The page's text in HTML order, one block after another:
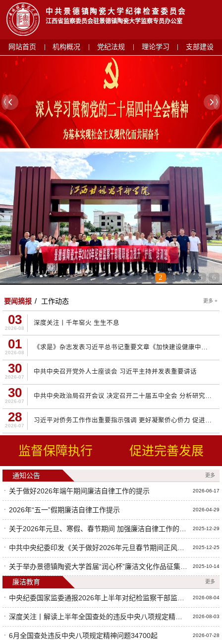
中共景德镇陶瓷大学纪律检查委员会
江西省监察委员会驻景德镇陶瓷大学监察专员办公室
网站首页 机构概况 党纪法规 理论学习 支部建设
1 2 3 4 5 6
要闻摘报 工作动态 更多 +
03
2026-08
深度关注丨千年窑火 生生不息
01
2026-08
30
2026-07
中共中央召开党外人士座谈会 习近平主持并发表重要讲话
30
2026-07
中共中央政治局召开会议 决定召开二十届五中全会 分析研究当前经济形势和经济工作 中共中央总书记习近平主持会议
28
2026-07
习近平对侨务工作作出重要指示强调 更好凝聚侨心侨力 促进海内外中华儿女团结奋斗
监督保障执行 促进完善发展
通知公告 更多
关于做好2026年端午期间廉洁自律工作的提示 2026-06-17
2026年“五一”假期廉洁自律工作提示 2026-04-29
2025-12-29
2025-12-25
关于举办景德镇陶瓷大学首届“润心杯”廉洁文化作品征集活动的通知 2025-10-14
廉洁教育 更多
中央纪委国家监委通报2026年上半年对纪检监察干部监督检查审查调查情况 2026-08-04
深度关注丨解读上半年全国查处的违反中央八项规定精神问题数据 2026-08-03
6月全国查处违反中央八项规定精神问题34700起 2026-07-28